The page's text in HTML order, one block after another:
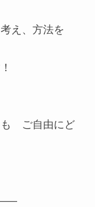
え、方法を
も ご自由にど